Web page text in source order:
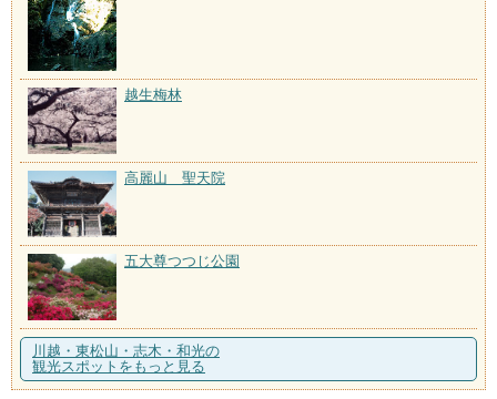
越生梅林
高麗山 聖天院
五大尊つつじ公園
川越・東松山・志木・和光の
観光スポットをもっと見る